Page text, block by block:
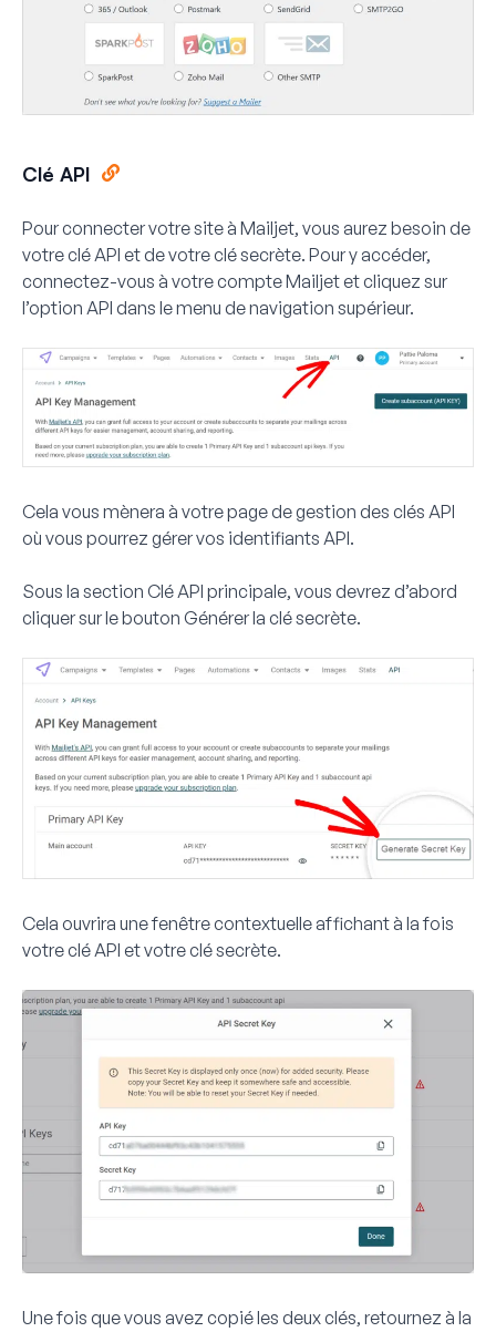
Clé API
Pour connecter votre site à Mailjet, vous aurez besoin de
votreclé API et de votreclé secrète. Pour y accéder,
connectez-vous à votre compte Mailjet et cliquez sur
l’option API dans le menu de navigation supérieur.
Cela vous mènera à votre page de gestion des clés API
où vous pourrez gérer vos identifiants API.
Sous la section Clé API principale, vous devrez d’abord
cliquer sur le bouton Générer la clé secrète.
Cela ouvrira une fenêtre contextuelle affichant à la fois
votreclé API et votreclé secrète.
Une fois que vous avez copié les deux clés, retournez à la